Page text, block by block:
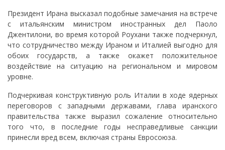
Президент Ирана высказал подобные замечания на встрече
с итальянским министром иностранных дел Паоло
Джентилони, во время которой Роухани также подчеркнул,
что сотрудничество между Ираном и Италией выгодно для
обоих государств, а также окажет положительное
воздействие на ситуацию на региональном и мировом
уровне.
Подчеркивая конструктивную роль Италии в ходе ядерных
переговоров с западными державами, глава иранского
правительства также выразил сожаление относительно
того что, в последние годы несправедливые санкции
принесли вред всем, включая страны Евросоюза.